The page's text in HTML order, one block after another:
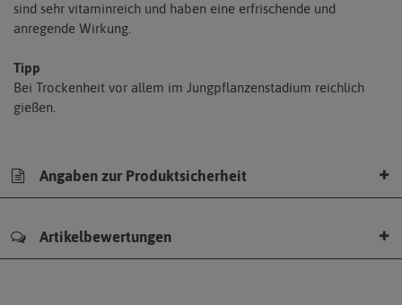
sind sehr vitaminreich und haben eine erfrischende und
anregende Wirkung.
Tipp
Bei Trockenheit vor allem im Jungpflanzenstadium reichlich
gießen.
Angaben zur Produktsicherheit
Artikelbewertungen